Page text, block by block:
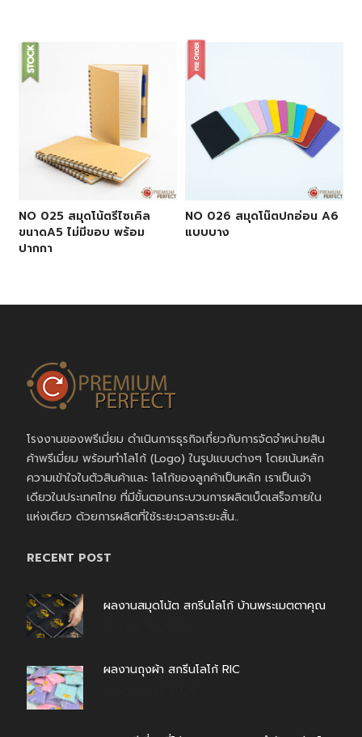
NO 025 สมุดโน้ตรีไซเคิล
ขนาดA5 ไม่มีขอบ พร้อม
ปากกา
NO 026 สมุดโน๊ตปกอ่อน A6
แบบบาง
โรงงานของพรีเมี่ยม ดำเนินการธุรกิจเกี่ยวกับการจัดจำหน่ายสิน
ค้าพรีเมี่ยม พร้อมทำโลโก้ (Logo) ในรูปแบบต่างๆ โดยเน้นหลัก
ความเข้าใจในตัวสินค้าและ โลโก้ของลูกค้าเป็นหลัก เราเป็นเจ้า
เดียวในประเทศไทย ที่มีขั้นตอนกระบวนการผลิตเบ็ดเสร็จภายใน
แห่งเดียว ด้วยการผลิตที่ใช้ระยะเวลาระยะสั้น..
RECENT POST
ผลงานสมุดโน้ต สกรีนโลโก้ บ้านพระเมตตาคุณ
ผลงานถุงผ้า สกรีนโลโก้ RIC